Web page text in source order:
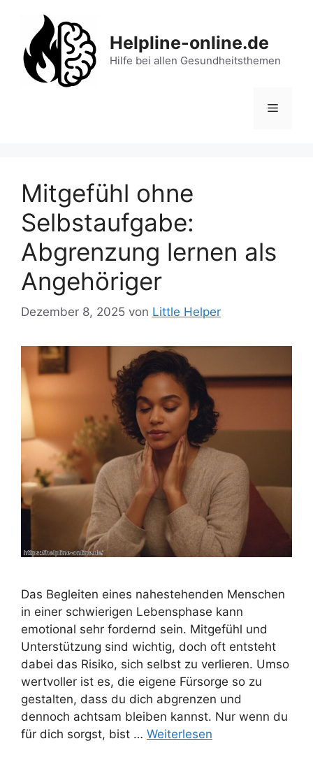
springen
Helpline-online.de
Hilfe bei allen Gesundheitsthemen
Menü
Mitgefühl ohne
Selbstaufgabe:
Abgrenzung lernen als
Angehöriger
Dezember 8, 2025 von Little Helper
Das Begleiten eines nahestehenden Menschen
in einer schwierigen Lebensphase kann
emotional sehr fordernd sein. Mitgefühl und
Unterstützung sind wichtig, doch oft entsteht
dabei das Risiko, sich selbst zu verlieren. Umso
wertvoller ist es, die eigene Fürsorge so zu
gestalten, dass du dich abgrenzen und
dennoch achtsam bleiben kannst. Nur wenn du
für dich sorgst, bist … Weiterlesen